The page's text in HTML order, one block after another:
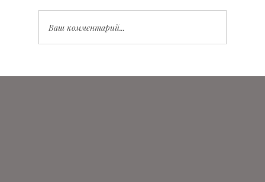
Ваш комментарий...